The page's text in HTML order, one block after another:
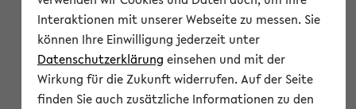
Bitte melden Sie sich an:
Anmeldung am eKVV
Interaktionen mit unserer Webseite zu messen. Sie
können Ihre Einwilligung jederzeit unter
Datenschutzerklärung einsehen und mit der
Wirkung für die Zukunft widerrufen. Auf der Seite
finden Sie auch zusätzliche Informationen zu den